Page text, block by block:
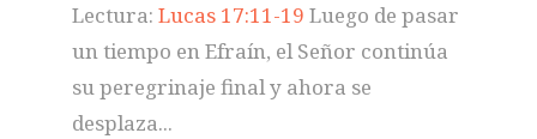
Lectura: Lucas 17:11-19 Luego de pasar
un tiempo en Efraín, el Señor continúa
su peregrinaje final y ahora se
desplaza...